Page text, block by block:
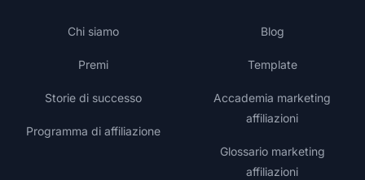
Chi siamo
Premi
Storie di successo
Programma di affiliazione
Blog
Template
Accademia marketing
affiliazioni
Glossario marketing
affiliazioni